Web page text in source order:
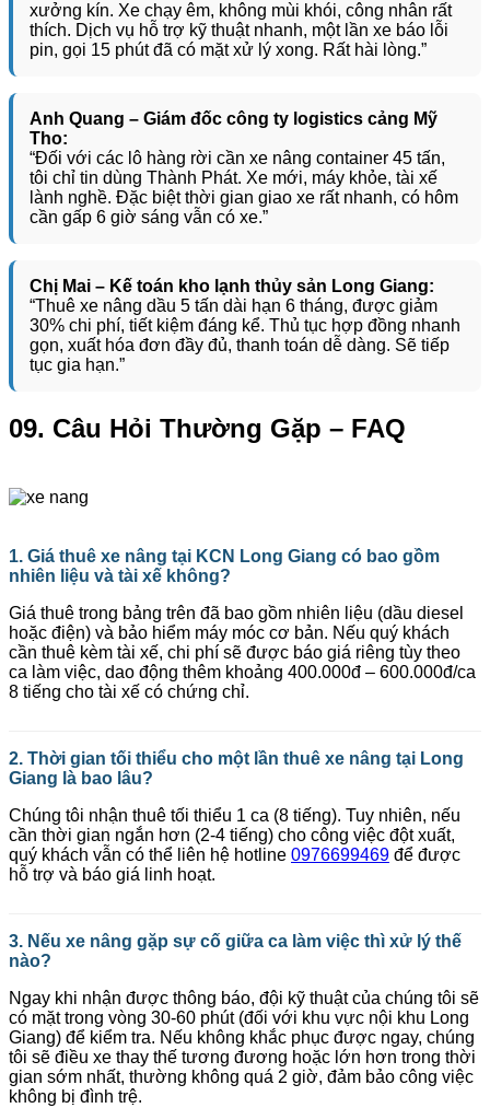
xưởng kín. Xe chạy êm, không mùi khói, công nhân rất
thích. Dịch vụ hỗ trợ kỹ thuật nhanh, một lần xe báo lỗi
pin, gọi 15 phút đã có mặt xử lý xong. Rất hài lòng.”
Anh Quang – Giám đốc công ty logistics cảng Mỹ
Tho:
“Đối với các lô hàng rời cần xe nâng container 45 tấn,
tôi chỉ tin dùng Thành Phát. Xe mới, máy khỏe, tài xế
lành nghề. Đặc biệt thời gian giao xe rất nhanh, có hôm
cần gấp 6 giờ sáng vẫn có xe.”
Chị Mai – Kế toán kho lạnh thủy sản Long Giang:
“Thuê xe nâng dầu 5 tấn dài hạn 6 tháng, được giảm
30% chi phí, tiết kiệm đáng kể. Thủ tục hợp đồng nhanh
gọn, xuất hóa đơn đầy đủ, thanh toán dễ dàng. Sẽ tiếp
tục gia hạn.”
09. Câu Hỏi Thường Gặp – FAQ
1. Giá thuê xe nâng tại KCN Long Giang có bao gồm
nhiên liệu và tài xế không?
Giá thuê trong bảng trên đã bao gồm nhiên liệu (dầu diesel
hoặc điện) và bảo hiểm máy móc cơ bản. Nếu quý khách
cần thuê kèm tài xế, chi phí sẽ được báo giá riêng tùy theo
ca làm việc, dao động thêm khoảng 400.000đ – 600.000đ/ca
8 tiếng cho tài xế có chứng chỉ.
2. Thời gian tối thiểu cho một lần thuê xe nâng tại Long
Giang là bao lâu?
Chúng tôi nhận thuê tối thiểu 1 ca (8 tiếng). Tuy nhiên, nếu
cần thời gian ngắn hơn (2-4 tiếng) cho công việc đột xuất,
quý khách vẫn có thể liên hệ hotline 0976699469 để được
hỗ trợ và báo giá linh hoạt.
3. Nếu xe nâng gặp sự cố giữa ca làm việc thì xử lý thế
nào?
Ngay khi nhận được thông báo, đội kỹ thuật của chúng tôi sẽ
có mặt trong vòng 30-60 phút (đối với khu vực nội khu Long
Giang) để kiểm tra. Nếu không khắc phục được ngay, chúng
tôi sẽ điều xe thay thế tương đương hoặc lớn hơn trong thời
gian sớm nhất, thường không quá 2 giờ, đảm bảo công việc
không bị đình trệ.